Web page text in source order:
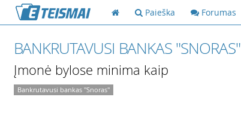
Paieška Forumas
BANKRUTAVUSI BANKAS "SNORAS"
Įmonė bylose minima kaip
Bankrutavusi bankas "Snoras"